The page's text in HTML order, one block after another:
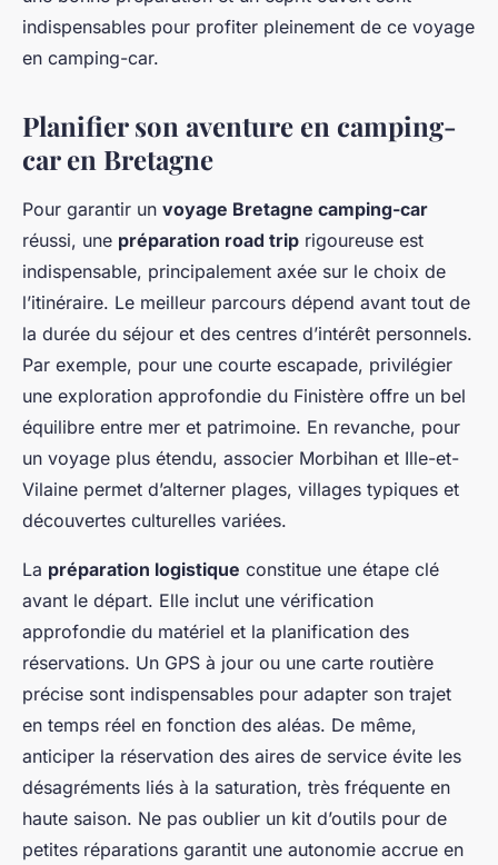
indispensables pour profiter pleinement de ce voyage
en camping-car.
Planifier son aventure en camping-
car en Bretagne
Pour garantir un voyage Bretagne camping-car
réussi, une préparation road trip rigoureuse est
indispensable, principalement axée sur le choix de
l’itinéraire. Le meilleur parcours dépend avant tout de
la durée du séjour et des centres d’intérêt personnels.
Par exemple, pour une courte escapade, privilégier
une exploration approfondie du Finistère offre un bel
équilibre entre mer et patrimoine. En revanche, pour
un voyage plus étendu, associer Morbihan et Ille-et-
Vilaine permet d’alterner plages, villages typiques et
découvertes culturelles variées.
La préparation logistique constitue une étape clé
avant le départ. Elle inclut une vérification
approfondie du matériel et la planification des
réservations. Un GPS à jour ou une carte routière
précise sont indispensables pour adapter son trajet
en temps réel en fonction des aléas. De même,
anticiper la réservation des aires de service évite les
désagréments liés à la saturation, très fréquente en
haute saison. Ne pas oublier un kit d’outils pour de
petites réparations garantit une autonomie accrue en